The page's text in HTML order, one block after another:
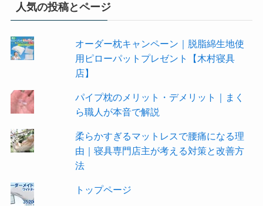
人気の投稿とページ
オーダー枕キャンペーン｜脱脂綿生地使
用ピローパットプレゼント【木村寝具
店】
パイプ枕のメリット・デメリット｜まく
ら職人が本音で解説
柔らかすぎるマットレスで腰痛になる理
由｜寝具専門店主が考える対策と改善方
法
トップページ